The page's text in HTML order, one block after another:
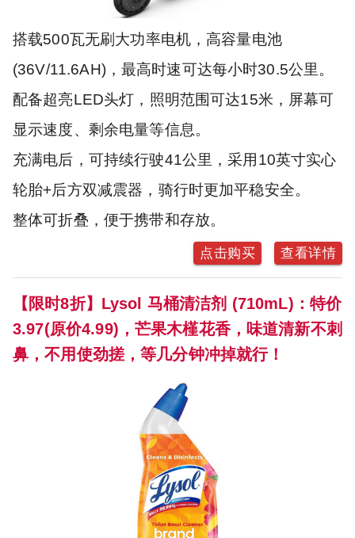
搭载500瓦无刷大功率电机，高容量电池
(36V/11.6AH)，最高时速可达每小时30.5公里。
配备超亮LED头灯，照明范围可达15米，屏幕可
显示速度、剩余电量等信息。
充满电后，可持续行驶41公里，采用10英寸实心
轮胎+后方双减震器，骑行时更加平稳安全。
整体可折叠，便于携带和存放。
点击购买 查看详情
【限时8折】Lysol 马桶清洁剂 (710mL)：特价
3.97(原价4.99)，芒果木槿花香，味道清新不刺
鼻，不用使劲搓，等几分钟冲掉就行！